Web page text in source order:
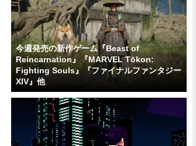
今週発売の新作ゲーム『Beast of
Reincarnation』『MARVEL Tōkon:
Fighting Souls』『ファイナルファンタジー
XIV』他